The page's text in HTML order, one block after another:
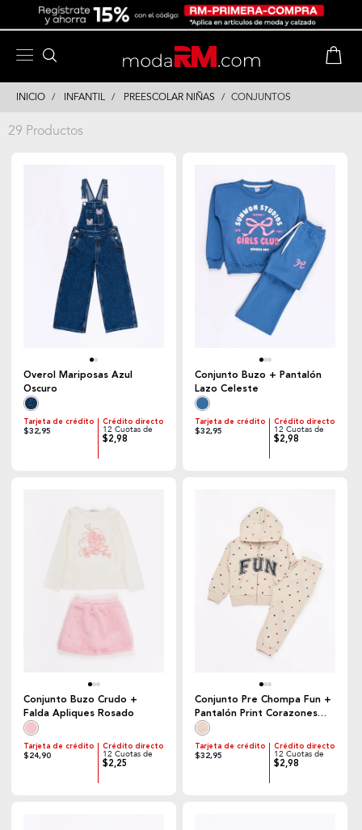
INICIO INFANTIL PREESCOLAR NIÑAS CONJUNTOS
29 Productos
Overol Mariposas Azul
Oscuro
Tarjeta de crédito
$32,95
Crédito directo
12 Cuotas de
$2,98
Conjunto Buzo + Pantalón
Lazo Celeste
Tarjeta de crédito
$32,95
Crédito directo
12 Cuotas de
$2,98
Conjunto Buzo Crudo +
Falda Apliques Rosado
Tarjeta de crédito
$24,90
Crédito directo
12 Cuotas de
$2,25
Conjunto Pre Chompa Fun +
Pantalón Print Corazones
Arena
Tarjeta de crédito
$32,95
Crédito directo
12 Cuotas de
$2,98